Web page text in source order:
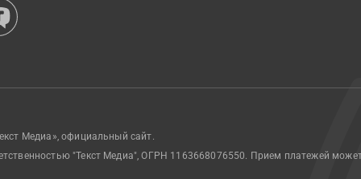
Медиа», официальный сайт.
"Текст Медиа", ОГРН 1163668076550. Прием платежей